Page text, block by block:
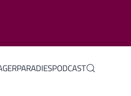
PODCAST